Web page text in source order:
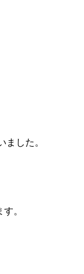
ました。
。